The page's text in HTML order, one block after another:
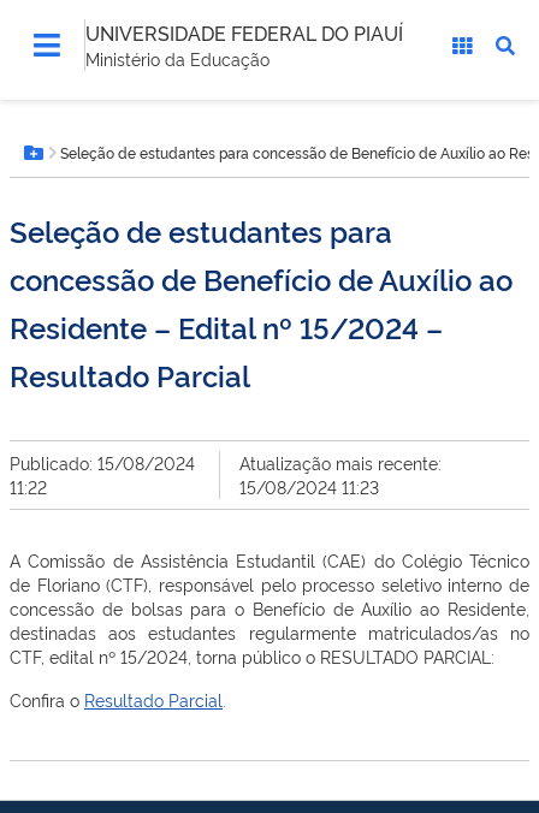
UNIVERSIDADE FEDERAL DO PIAUÍ
Ministério da Educação
está
aqui:Botão Menu
Seleção de estudantes para concessão de Benefício de Auxílio ao
Seleção de estudantes para
concessão de Benefício de Auxílio ao
Residente – Edital nº 15/2024 –
Resultado Parcial
Publicado: 15/08/2024
11:22
Atualização mais recente:
15/08/2024 11:23
A Comissão de Assistência Estudantil (CAE) do Colégio Técnico
de Floriano (CTF), responsável pelo processo seletivo interno de
concessão de bolsas para o Benefício de Auxílio ao Residente,
destinadas aos estudantes regularmente matriculados/as no
CTF, edital nº 15/2024, torna público o RESULTADO PARCIAL:
Confira o Resultado Parcial